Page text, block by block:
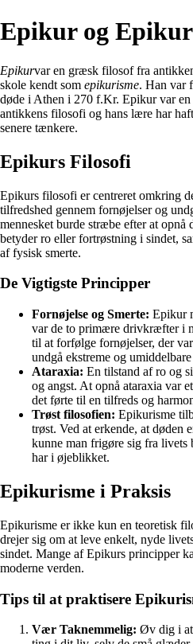
Epikur og
Epikurvar en græsk filosof fra
skole kendt som epikurisme. Han var
døde i Athen i 270 f.Kr. Epikur var
antikkens filosofi og hans lære har
senere tænkere.
Epikurs Filosofi
Epikurs filosofi er centreret omkring
tilfredshed gennem fornøjelser og
mennesket burde stræbe efter at opnå
betyder ro eller fortrøstning i sindet,
af fysisk smerte.
De Vigtigste Principper
Fornøjelse og Smerte: Epikur
var de to primære drivkræfter i
til at forfølge fornøjelser, der
undgå ekstreme og
Ataraxia: En tilstand af ro og
og angst. At opnå ataraxia var
det førte til en tilfreds og
Trøst filosofien: Epikurisme
trøst. Ved at erkende, at døden
kunne man frigøre sig fra livets
har i øjeblikket.
Epikurisme i Praksis
Epikurisme er ikke kun en teoretisk
drejer sig om at leve enkelt, nyde
sindet. Mange af Epikurs principper
moderne verden.
Tips til at praktisere
Vær Taknemmelig: Øv dig i